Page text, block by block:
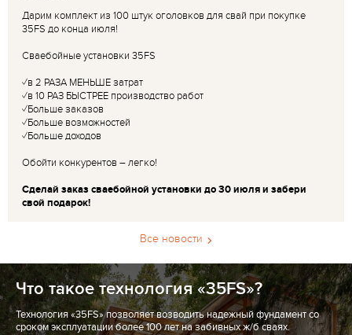
Дарим комплект из 100 штук оголовков для свай при покупке
35FS до конца июля!
Сваебойные установки 35FS
✓в 2 РАЗА МЕНЬШЕ затрат
✓в 10 РАЗ БЫСТРЕЕ производство работ
✓Больше заказов
✓Больше возможностей
✓Больше доходов
Обойти конкурентов – легко!
Сделай заказ сваебойной установки до 30 июля и забери
свой подарок!
Все новости
Что такое технология «35FS»?
Технология «35FS» позволяет возводить надежный фундамент со
сроком эксплуатации более 100 лет на забивных ж/б сваях.